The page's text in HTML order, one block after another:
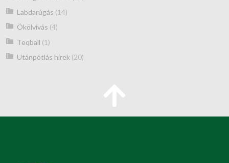
Labdarúgás (14)
Ökölvívás (4)
Teqball (1)
Utánpótlás hírek (20)